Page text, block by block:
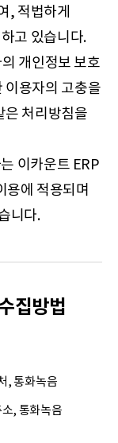
, 적법하게
고 있습니다.
개인정보 보호
이용자의 고충을
은 처리방침을
이카운트 ERP
용에 적용되며
니다.
집방법
, 통화녹음
, 통화녹음